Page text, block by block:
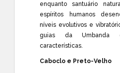
enquanto santuário
espíritos humanos
níveis evolutivos e
guias da Umbanda
características.
Caboclo e Preto-Velho